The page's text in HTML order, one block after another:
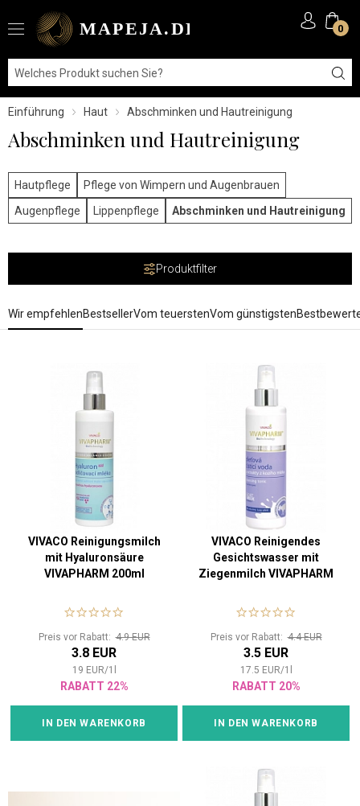
0
Einführung Haut Abschminken und Hautreinigung
Abschminken und Hautreinigung
Hautpflege
Pflege von Wimpern und Augenbrauen
Augenpflege
Lippenpflege Abschminken und Hautreinigung
Produktfilter
Wir empfehlenBestsellerVom teuerstenVom günstigsten
VIVACO Reinigungsmilch
mit Hyaluronsäure
VIVAPHARM 200ml
Preis vor Rabatt:4.9 EUR
3.8 EUR
19 EUR/1
RABATT 22%
IN DEN WARENKORB
VIVACO Reinigendes
Gesichtswasser mit
Ziegenmilch VIVAPHARM
Preis vor Rabatt:4.4 EUR
3.5 EUR
17.5 EUR/1
RABATT 20%
IN DEN WARENKORB